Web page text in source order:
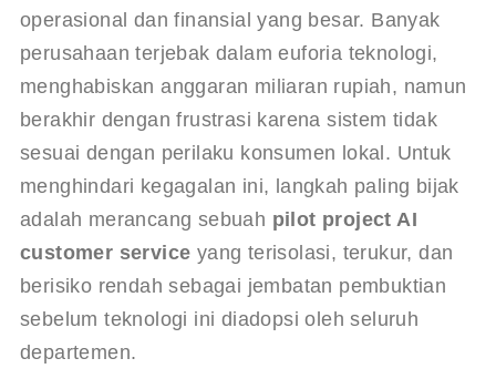
operasional dan finansial yang besar. Banyak
perusahaan terjebak dalam euforia teknologi,
menghabiskan anggaran miliaran rupiah, namun
berakhir dengan frustrasi karena sistem tidak
sesuai dengan perilaku konsumen lokal. Untuk
menghindari kegagalan ini, langkah paling bijak
adalah merancang sebuah pilot project AI
customer service yang terisolasi, terukur, dan
berisiko rendah sebagai jembatan pembuktian
sebelum teknologi ini diadopsi oleh seluruh
departemen.